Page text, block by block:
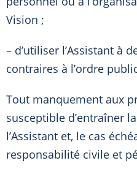
Vision ;
– d’utiliser l’Assistant à
contraires à l’ordre
Tout manquement aux
susceptible d’entraîner
l’Assistant et, le cas
responsabilité civile et